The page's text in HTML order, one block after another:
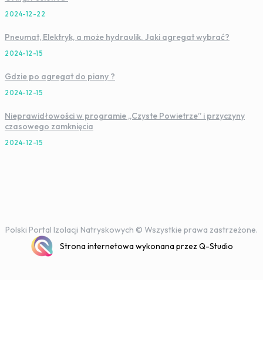
2024-12-22
Pneumat, Elektryk, a może hydraulik. Jaki agregat wybrać?
2024-12-15
Gdzie po agregat do piany ?
2024-12-15
Nieprawidłowości w programie „Czyste Powietrze” i przyczyny
czasowego zamknięcia
2024-12-15
Polski Portal Izolacji Natryskowych © Wszystkie prawa zastrzeżone.
Strona internetowa wykonana przez Q-Studio